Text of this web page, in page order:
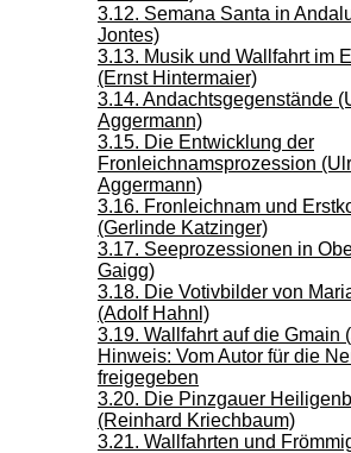
3.12. Semana Santa in
Jontes)
3.13. Musik und Wallfahrt im
(Ernst Hintermaier)
3.14. Andachtsgegenstände
Aggermann)
3.15. Die Entwicklung der
Fronleichnamsprozession
Aggermann)
3.16. Fronleichnam und
(Gerlinde Katzinger)
3.17. Seeprozessionen in
Gaigg)
3.18. Die Votivbilder von
(Adolf Hahnl)
3.19. Wallfahrt auf die Gmain
Hinweis: Vom Autor für die
freigegeben
3.20. Die Pinzgauer
(Reinhard Kriechbaum)
3.21. Wallfahrten und